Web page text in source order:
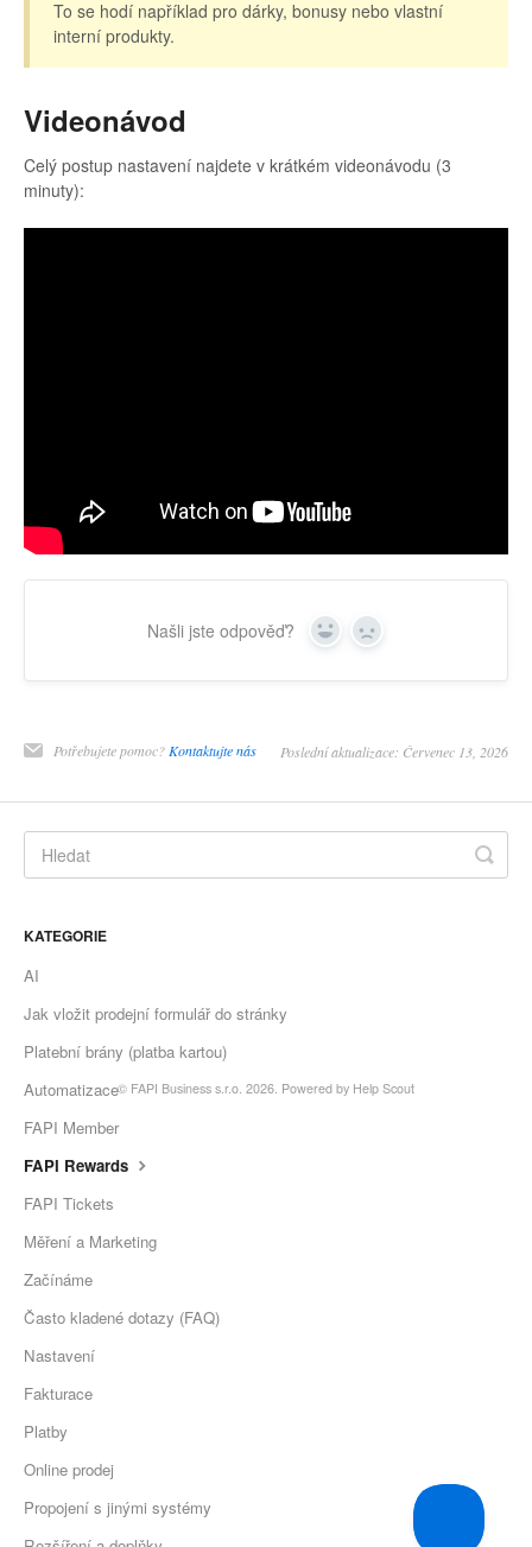
To se hodí například pro dárky, bonusy nebo vlastní
interní produkty.
Videonávod
Celý postup nastavení najdete v krátkém videonávodu (3
minuty):
Našli jste odpověď? Yes No
Potřebujete pomoc? Kontaktujte nás Poslední aktualizace: Červenec 13, 2026
KATEGORIE
AI
Jak vložit prodejní formulář do stránky
Platební brány (platba kartou)
Automatizace
FAPI Member
FAPI Rewards
FAPI Tickets
Měření a Marketing
Začínáme
Často kladené dotazy (FAQ)
Nastavení
Fakturace
Platby
Online prodej
Propojení s jinými systémy
© FAPI Business s.r.o. 2026. Powered by Help Scout